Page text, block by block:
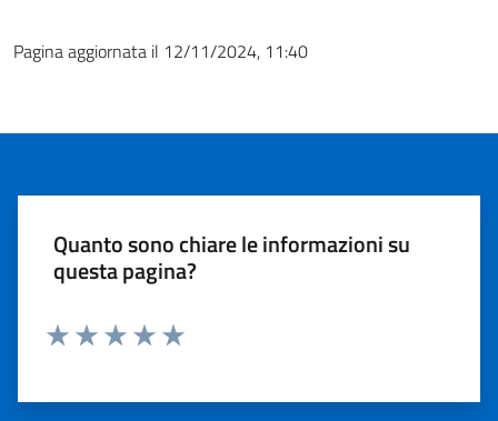
Pagina aggiornata il 12/11/2024, 11:40
Quanto sono chiare le informazioni su
questa pagina?